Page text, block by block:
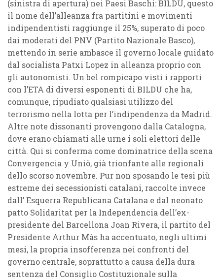
(sinistra di apertura) nei Paesi Baschi: BILDU, questo
il nome dell’alleanza fra partitini e movimenti
indipendentisti raggiunge il 25%, superato di poco
dai moderati del PNV (Partito Nazionale Basco),
mettendo in serie ambasce il governo locale guidato
dal socialista Patxi Lopez in alleanza proprio con
gli autonomisti. Un bel rompicapo visti i rapporti
con l’ETA di diversi esponenti di BILDU che ha,
comunque, ripudiato qualsiasi utilizzo del
terrorismo nella lotta per l’indipendenza da Madrid.
Altre note dissonanti provengono dalla Catalogna,
dove erano chiamati alle urne i soli elettori delle
città. Qui si conferma come dominatrice della scena
Convergencia y Uniò, già trionfante alle regionali
dello scorso novembre. Pur non sposando le tesi più
estreme dei secessionisti catalani, raccolte invece
dall’ Esquerra Republicana Catalana e dal neonato
patto Solidaritat per la Independencia dell’ex-
presidente del Barcellona Joan Rivera, il partito del
Presidente Arthur Màs ha accentuato, negli ultimi
mesi, la propria insofferenza nei confronti del
governo centrale, soprattutto a causa della dura
sentenza del Consiglio Costituzionale sulla